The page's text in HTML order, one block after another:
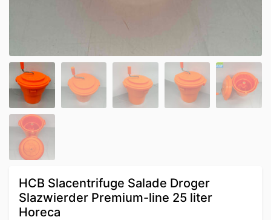
HCB Slacentrifuge Salade Droger
Slazwierder Premium-line 25 liter
Horeca